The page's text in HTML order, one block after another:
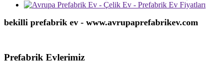
bekilli prefabrik ev - www.avrupaprefabrikev.com
Prefabrik Evlerimiz